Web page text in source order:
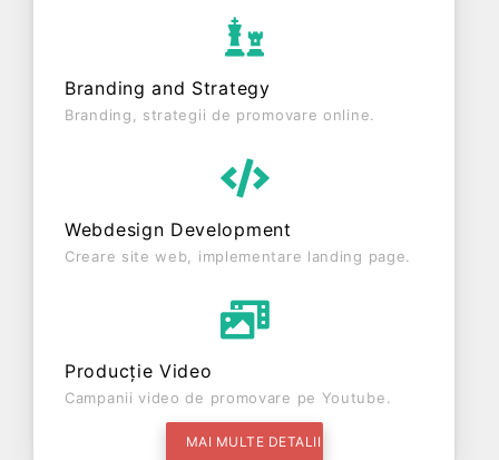
Branding and Strategy
Branding, strategii de promovare online.
Webdesign Development
Creare site web, implementare landing page.
Producție Video
Campanii video de promovare pe Youtube.
MAI MULTE DETALII